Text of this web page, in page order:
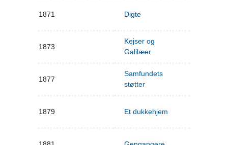
1871 Digte
1873
Kejser og
Galilæer
1877
Samfundets
støtter
1879 Et dukkehjem